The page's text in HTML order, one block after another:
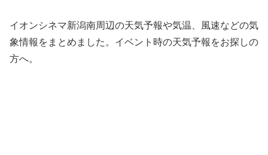
イオンシネマ新潟南周辺の天気予報や気温、風速などの気
象情報をまとめました。イベント時の天気予報をお探しの
方へ。